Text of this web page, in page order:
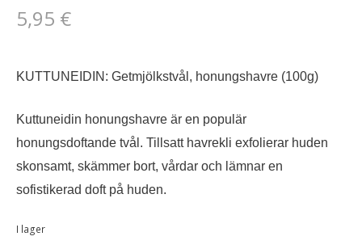
5,95 €
KUTTUNEIDIN: Getmjölkstvål, honungshavre (100g)
Kuttuneidin honungshavre är en populär
honungsdoftande tvål. Tillsatt havrekli exfolierar huden
skonsamt, skämmer bort, vårdar och lämnar en
sofistikerad doft på huden.
I lager